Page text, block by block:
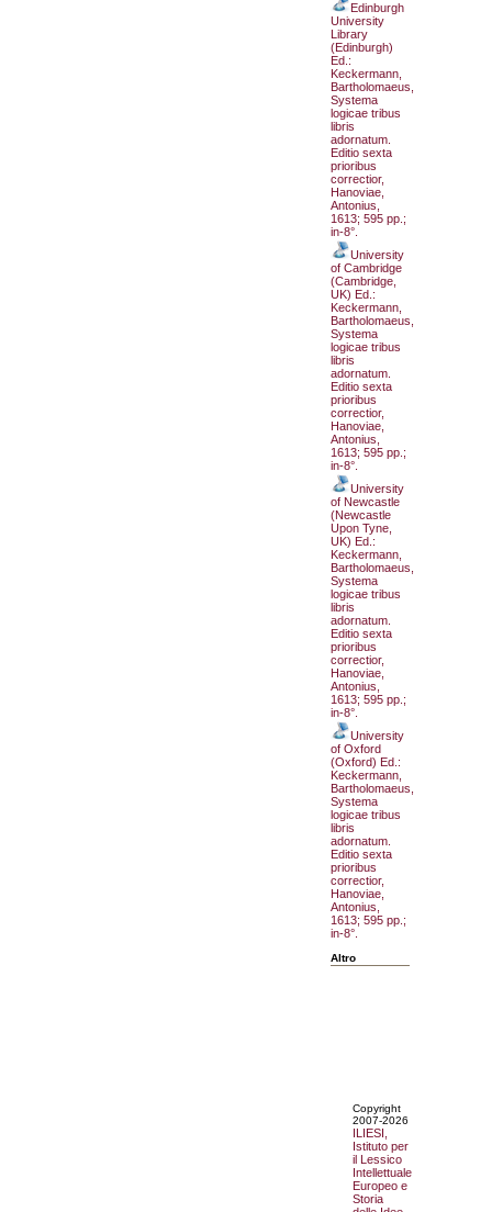
Edinburgh
University
Library
(Edinburgh)
Ed.:
Keckermann,
Bartholomaeus,
Systema
logicae tribus
libris
adornatum.
Editio sexta
prioribus
correctior,
Hanoviae,
Antonius,
1613; 595 pp.;
in-8°.
University
of Cambridge
(Cambridge,
UK) Ed.:
Keckermann,
Bartholomaeus,
Systema
logicae tribus
libris
adornatum.
Editio sexta
prioribus
correctior,
Hanoviae,
Antonius,
1613; 595 pp.;
in-8°.
University
of Newcastle
(Newcastle
Upon Tyne,
UK) Ed.:
Keckermann,
Bartholomaeus,
Systema
logicae tribus
libris
adornatum.
Editio sexta
prioribus
correctior,
Hanoviae,
Antonius,
1613; 595 pp.;
in-8°.
University
of Oxford
(Oxford) Ed.:
Keckermann,
Bartholomaeus,
Systema
logicae tribus
libris
adornatum.
Editio sexta
prioribus
correctior,
Hanoviae,
Antonius,
1613; 595 pp.;
in-8°.
Altro
Copyright
2007-2026
ILIESI,
Istituto per
il Lessico
Intellettuale
Europeo e
Storia